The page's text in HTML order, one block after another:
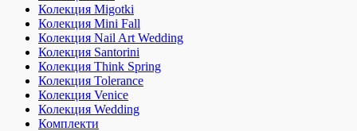
Колекция Migotki
Колекция Mini Fall
Колекция Nail Art Wedding
Колекция Santorini
Колекция Think Spring
Колекция Tolerance
Колекция Venice
Колекция Wedding
Комплекти